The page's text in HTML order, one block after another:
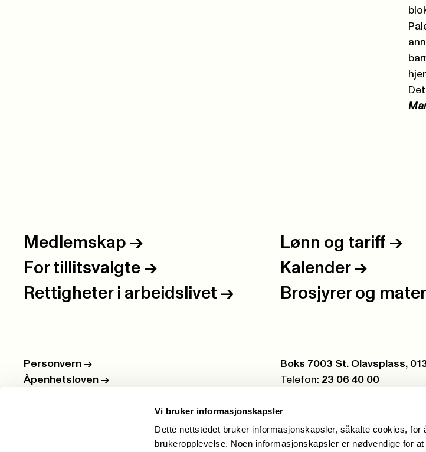
Vi bruker informasjonskapsler
Dette nettstedet bruker informasjonskapsler, såkalte cookies, for
brukeropplevelse. Noen informasjonskapsler er nødvendige for
Medlemskap -> Lønn og tariff ->
For tillitsvalgte -> Kalender ->
Rettigheter i arbeidslivet -> Brosjyrer og
Personvern ->
Åpenhetsloven ->
Postboks:
Boks 7003 St. Olavsplass,
Telefon: 23 06 40 00